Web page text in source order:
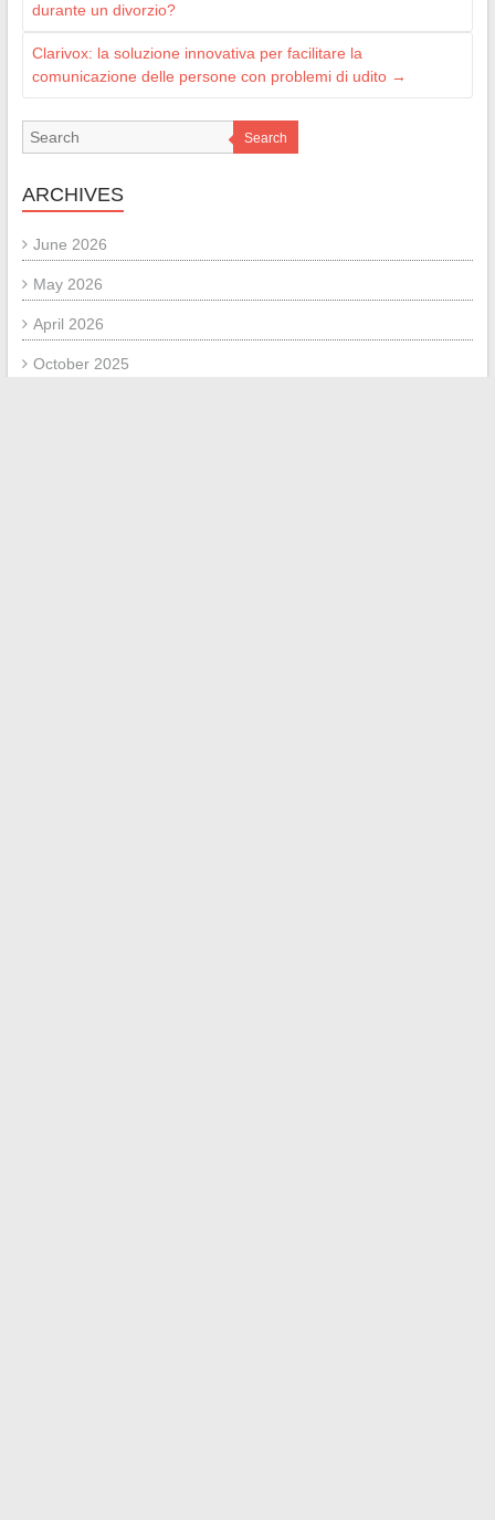
durante un divorzio?
Clarivox: la soluzione innovativa per facilitare la
comunicazione delle persone con problemi di udito →
Search
ARCHIVES
June 2026
May 2026
April 2026
October 2025